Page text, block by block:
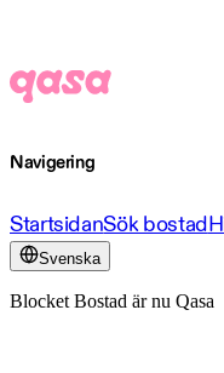
Navigering
StartsidanSök bostad
Svenska
Blocket Bostad är nu Qasa